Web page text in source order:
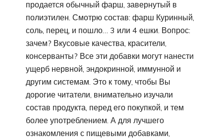
продается обычный фарш, завернутый в
полиэтилен. Смотрю состав: фарш Куринный,
соль, перец, и пошло… 3 или 4 ешки. Вопрос:
зачем? Вкусовые качества, красители,
консерванты? Все эти добавки могут нанести
ущерб нервной, эндокринной, иммунной и
другим системам. Это к тому, чтобы Вы
дорогие читатели, внимательно изучали
состав продукта, перед его покупкой, и тем
более употреблением. А для лучшего
ознакомления с пищевыми добавками,